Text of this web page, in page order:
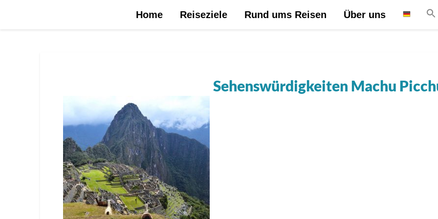
Urlaubsreise.blog – dein Reiseblog …
Home Reiseziele Rund ums Reisen Über uns
Sehenswürdigkeiten Machu